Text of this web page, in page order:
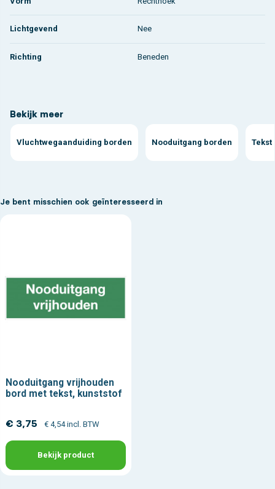
Lichtgevend Nee
Richting Beneden
Bekijk meer
Vluchtwegaanduiding borden Nooduitgang borden Tekst
Je bent misschien ook geïnteresseerd in
Nooduitgang vrijhouden
bord met tekst, kunststof
€ 3,75 € 4,54 incl. BTW
Bekijk product